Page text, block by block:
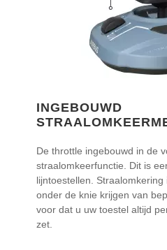
INGEBOUWD
De throttle ingebouwd in de
straalomkeerfunctie. Dit is
lijntoestellen.
onder de knie krijgen van
voor dat u uw toestel altijd
zet.